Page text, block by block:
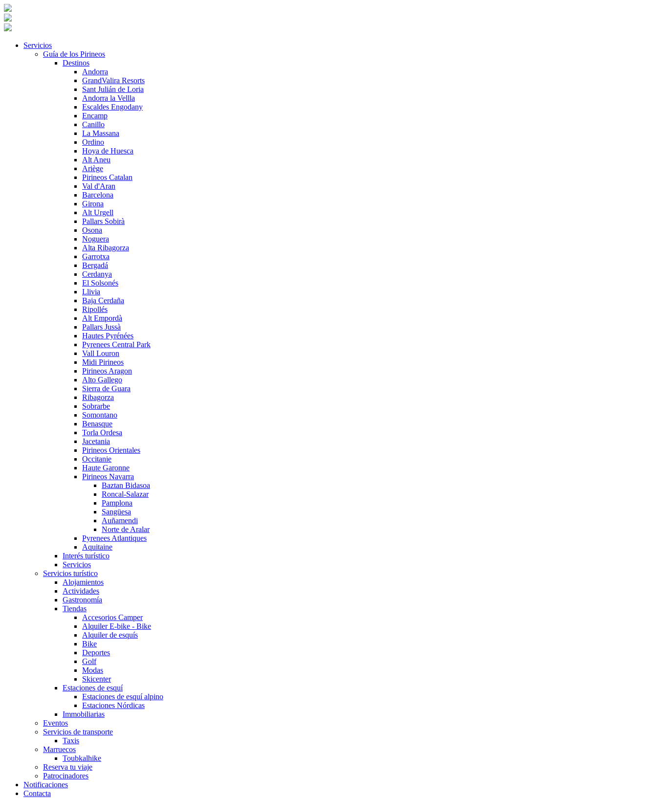
Servicios
Guía de los Pirineos
Destinos
Andorra
GrandValira Resorts
Sant Julián de Loria
Andorra la Vellla
Escaldes Engodany
Encamp
Canillo
La Massana
Ordino
Hoya de Huesca
Alt Aneu
Ariège
Pirineos Catalan
Val d'Aran
Barcelona
Girona
Alt Urgell
Pallars Sobirà
Osona
Noguera
Alta Ribagorza
Garrotxa
Bergadá
Cerdanya
El Solsonés
Llivia
Baja Cerdaña
Ripollés
Alt Empordà
Pallars Jussà
Hautes Pyrénées
Pyrenees Central Park
Vall Louron
Midi Pirineos
Pirineos Aragon
Alto Gallego
Sierra de Guara
Ribagorza
Sobrarbe
Somontano
Benasque
Torla Ordesa
Jacetania
Pirineos Orientales
Occitanie
Haute Garonne
Pirineos Navarra
Baztan Bidasoa
Roncal-Salazar
Pamplona
Sangüesa
Auñamendi
Norte de Aralar
Pyrenees Atlantiques
Aquitaine
Interés turístico
Servicios
Servicios turístico
Alojamientos
Actividades
Gastronomía
Tiendas
Accesorios Camper
Alquiler E-bike - Bike
Alquiler de esquís
Bike
Deportes
Golf
Modas
Skicenter
Estaciones de esquí
Estaciones de esquí alpino
Estaciones Nórdicas
Immobiliarias
Eventos
Servicios de transporte
Taxis
Marruecos
Toubkalhike
Reserva tu viaje
Patrocinadores
Notificaciones
Contacta